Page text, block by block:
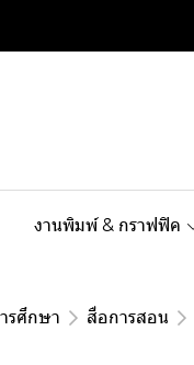
งานพิมพ์ & กราฟฟิค
รศึกษา สื่อการสอน